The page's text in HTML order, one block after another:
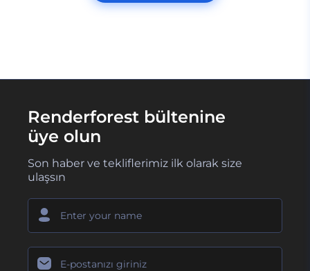
Renderforest bültenine
üye olun
Son haber ve tekliflerimiz ilk olarak size
ulaşsın